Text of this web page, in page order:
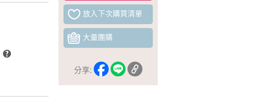
放入下次購買清單
大量團購
分享: